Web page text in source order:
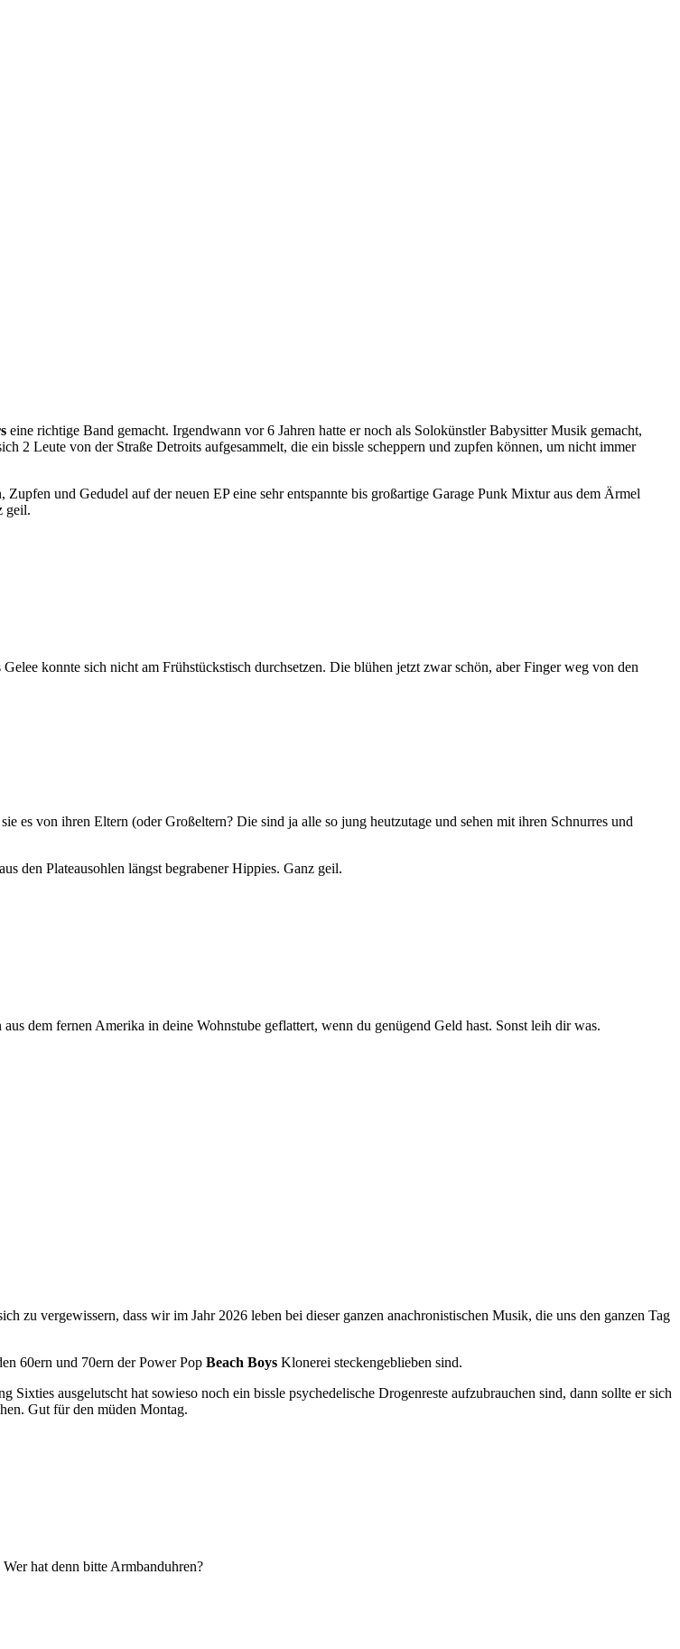
eine richtige Band gemacht. Irgendwann vor 6 Jahren hatte er noch als Solokünstler Babysitter Musik gemacht,
2 Leute von der Straße Detroits aufgesammelt, die ein bissle scheppern und zupfen können, um nicht immer
und Gedudel auf der neuen EP eine sehr entspannte bis großartige Garage Punk Mixtur aus dem Ärmel
geil.
konnte sich nicht am Frühstückstisch durchsetzen. Die blühen jetzt zwar schön, aber Finger weg von den
es von ihren Eltern (oder Großeltern? Die sind ja alle so jung heutzutage und sehen mit ihren Schnurres und
den Plateausohlen längst begrabener Hippies. Ganz geil.
dem fernen Amerika in deine Wohnstube geflattert, wenn du genügend Geld hast. Sonst leih dir was.
zu vergewissern, dass wir im Jahr 2026 leben bei dieser ganzen anachronistischen Musik, die uns den ganzen Tag
60ern und 70ern der Power Pop Beach Boys Klonerei steckengeblieben sind.
ausgelutscht hat sowieso noch ein bissle psychedelische Drogenreste aufzubrauchen sind, dann sollte er sich
Gut für den müden Montag.
hat denn bitte Armbanduhren?